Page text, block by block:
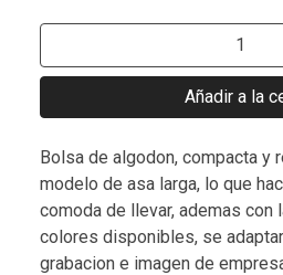
Añadir a la
Bolsa de algodon, compacta y
modelo de asa larga, lo que
comoda de llevar, ademas con
colores disponibles, se
grabacion e imagen de